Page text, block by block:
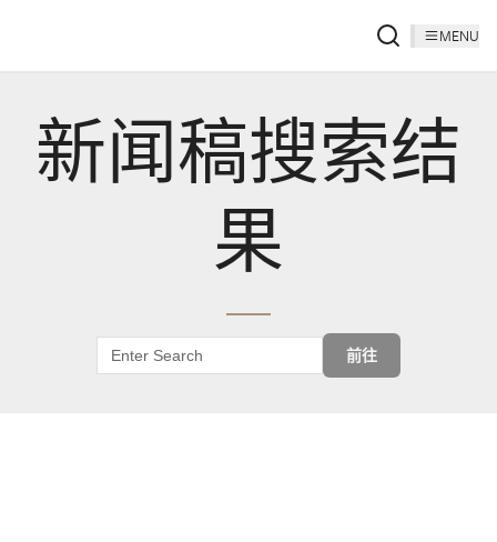
MENU
新闻稿搜索结
果
前往